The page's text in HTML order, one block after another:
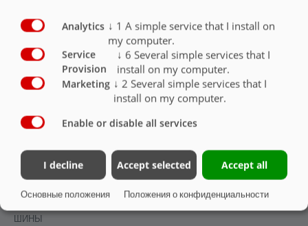
ШИНЫ
ОБЗОР
ОБЗОР
ХОДОВАЯ ЧАСТЬ
О КОНСТРУКЦИИ;
ШИНЫ
Analytics ↓ 1 A simple service that I install on
my computer.
Service
Provision
↓ 6 Several simple services that I
install on my computer.
Marketing ↓ 2 Several simple services that I
install on my computer.
Enable or disable all services
I decline Accept selected Accept all
Основные положения Положения о конфиденциальности